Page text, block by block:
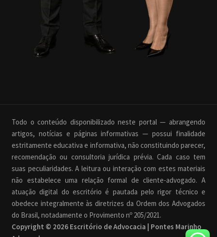
Todo o conteúdo disponibilizado neste portal — abrangendo
artigos, notícias e páginas informativas — possui finalidade
estritamente educativa e informativa, não constituindo parecer,
recomendação ou consultoria jurídica prévia. Cada caso tem
suas peculiaridades. A leitura ou interação com estes materiais
não estabelece uma relação formal de cliente-advogado. A
atuação digital do escritório é pautada pelo rigor técnico e
obedece integralmente às diretrizes da Ordem dos Advogados
do Brasil, notadamente o Provimento nº 205/2021.
Copyright © 2026 Escritório de Advocacia | Pontes Marinho